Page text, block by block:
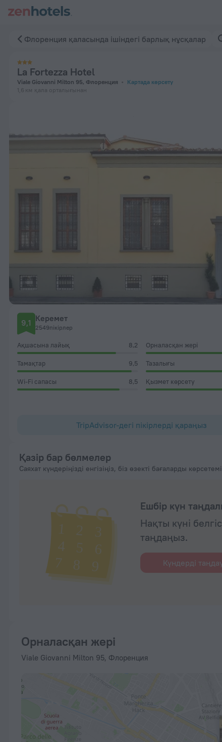
Флоренция қаласында ішіндегі барлық нұсқалар
La Fortezza Hotel
Viale Giovanni Milton 95, Флоренция
Картада көрсету
1,6 км қала орталығынан
9,1 Керемет
2549пікірлер
Ақшасына лайық 8,2 Орналасқан жері
Тамақтар 9,5 Тазалығы
Wi-Fi сапасы 8,5 Қызмет көрсету
TripAdvisor-дегі пікірлерді қараңыз
Қазір бар бөлмелер
Саяхат күндеріңізді енгізіңіз, біз өзекті бағаларды
Ешбір күн
Нақты күні
таңдаңыз.
Күндерді
Орналасқан жері
Viale Giovanni Milton 95, Флоренция
La Fortezza Hotel, Флоренция қаласында — Қазір